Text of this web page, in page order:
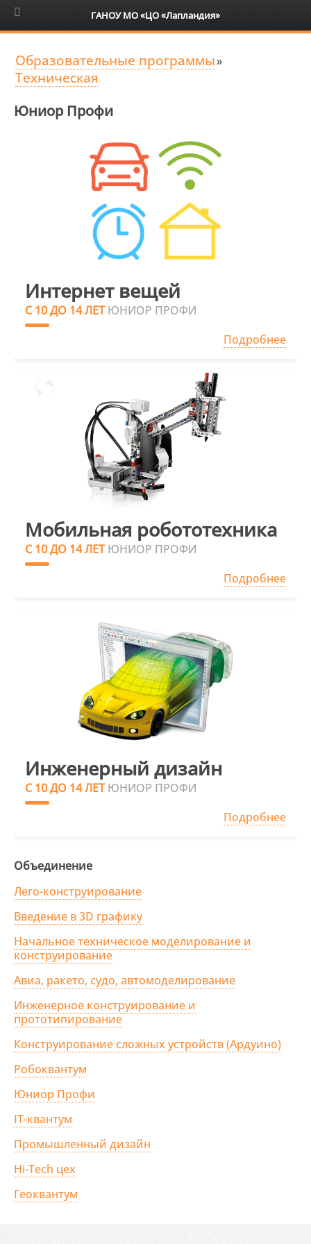
6+
Образовательные программы»
Техническая
Юниор Профи
Интернет вещей
С 10 ДО 14 ЛЕТЮНИОР ПРОФИ
Подробнее
Мобильная робототехника
С 10 ДО 14 ЛЕТЮНИОР ПРОФИ
Подробнее
Инженерный дизайн
С 10 ДО 14 ЛЕТЮНИОР ПРОФИ
Подробнее
Объединение
Лего-конструирование
Введение в 3D графику
Начальное техническое моделирование и
конструирование
Авиа, ракето, судо, автомоделирование
Инженерное конструирование и
прототипирование
Конструирование сложных устройств (Ардуино)
Робоквантум
Юниор Профи
IT-квантум
Промышленный дизайн
Hi-Tech цех
Геоквантум
ГАНОУ МО «ЦО «Лапландия»